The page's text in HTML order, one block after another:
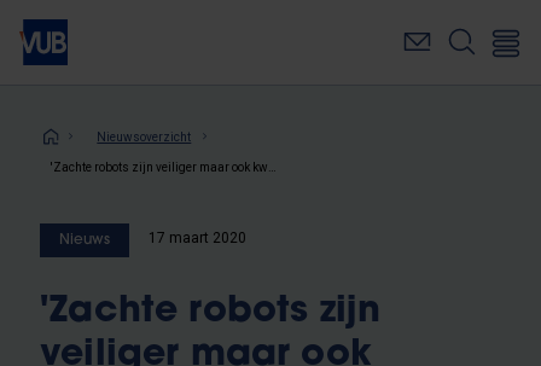
Overslaan
naar
inhoudKruimelpad
Nieuwsoverzicht
Nieuws 17 maart 2020
'Zachte robots zijn
veiliger maar ook